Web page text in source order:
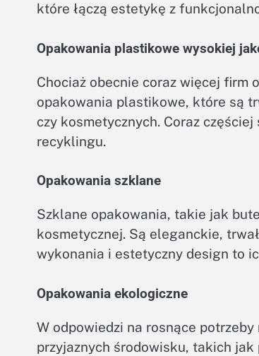
które łączą estetykę z
Opakowania plastikowe wysokiej
Chociaż obecnie coraz więcej
opakowania plastikowe, które są
czy kosmetycznych. Coraz
recyklingu.
Opakowania szklane
Szklane opakowania, takie jak
kosmetycznej. Są eleganckie,
wykonania i estetyczny design to
Opakowania ekologiczne
W odpowiedzi na rosnące
przyjaznych środowisku, takich